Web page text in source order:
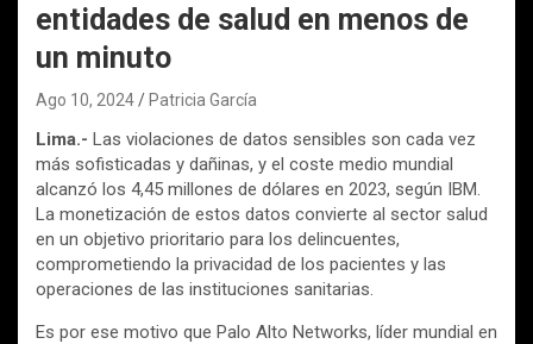
entidades de salud en menos de
un minuto
Ago 10, 2024 Patricia García
Lima.- Las violaciones de datos sensibles son cada vez
más sofisticadas y dañinas, y el coste medio mundial
alcanzó los 4,45 millones de dólares en 2023, según IBM.
La monetización de estos datos convierte al sector salud
en un objetivo prioritario para los delincuentes,
comprometiendo la privacidad de los pacientes y las
operaciones de las instituciones sanitarias.
Es por ese motivo que Palo Alto Networks, líder mundial en